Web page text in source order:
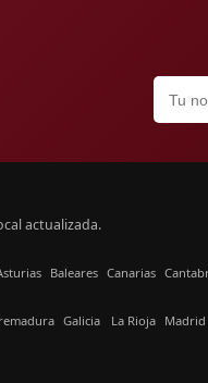
actualizada.
Baleares Canarias
Galicia La Rioja Madrid